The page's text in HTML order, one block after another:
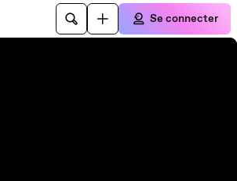
Se connecter